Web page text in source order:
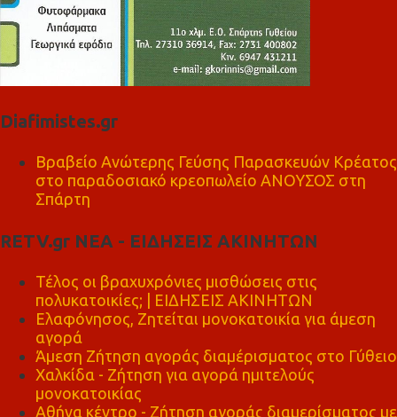
Diafimistes.gr
Βραβείο Ανώτερης Γεύσης Παρασκευών Κρέατος
στο παραδοσιακό κρεοπωλείο ΑΝΟΥΣΟΣ στη
Σπάρτη
RETV.gr ΝΕΑ - ΕΙΔΗΣΕΙΣ ΑΚΙΝΗΤΩΝ
Τέλος οι βραχυχρόνιες μισθώσεις στις
πολυκατοικίες; | ΕΙΔΗΣΕΙΣ ΑΚΙΝΗΤΩΝ
Ελαφόνησος, Ζητείται μονοκατοικία για άμεση
αγορά
Άμεση Ζήτηση αγοράς διαμέρισματος στο Γύθειο
Χαλκίδα - Ζήτηση για αγορά ημιτελούς
μονοκατοικίας
Αθήνα κέντρο - Ζήτηση αγοράς διαμερίσματος με